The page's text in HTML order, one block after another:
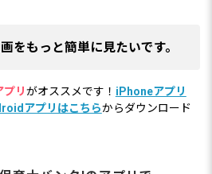
をもっと簡単に見たいです。
リがオススメです！ iPhoneアプリ
アプリはこちらからダウンロード